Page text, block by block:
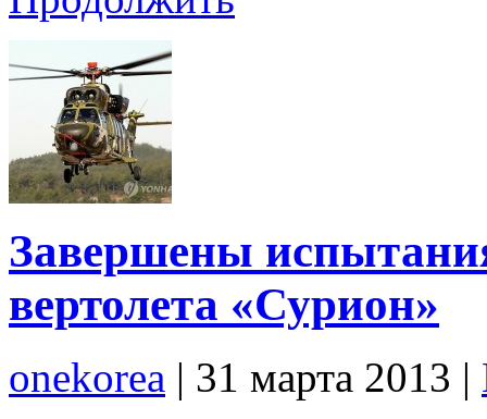
Завершены
вертолета «Сурион»
onekorea | 31 марта 2013 |